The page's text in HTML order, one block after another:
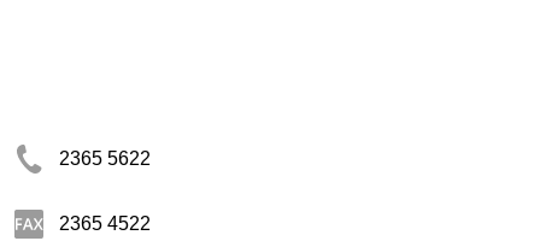
2365 5622
2365 4522